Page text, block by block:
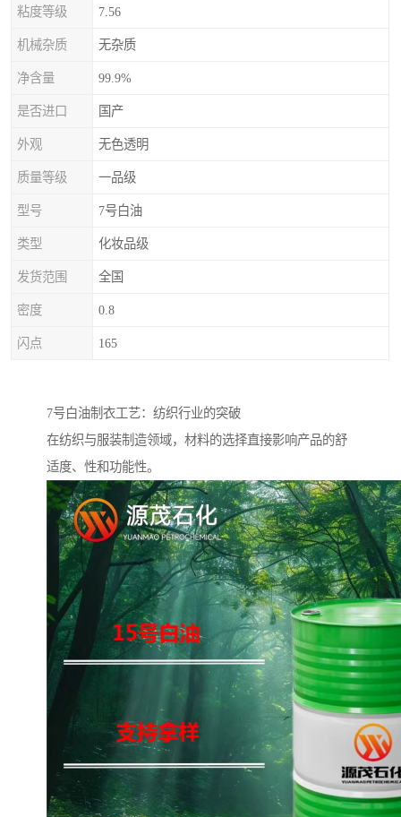
粘度等级 7.56
机械杂质 无杂质
净含量 99.9%
是否进口 国产
外观 无色透明
质量等级 一品级
型号 7号白油
类型 化妆品级
发货范围 全国
密度 0.8
闪点 165
7号白油制衣工艺：纺织行业的突破
在纺织与服装制造领域，材料的选择直接影响产品的舒
适度、性和功能性。